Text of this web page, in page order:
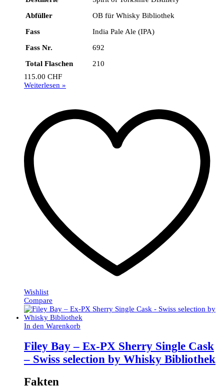
Abfüller
OB für Whisky Bibliothek
Fass
India Pale Ale (IPA)
Fass Nr.
692
Total Flaschen
210
115.00 CHF
Weiterlesen »
Wishlist
Compare
In den Warenkorb
Filey Bay – Ex-PX Sherry Single Cask
– Swiss selection by Whisky Bibliothek
Fakten